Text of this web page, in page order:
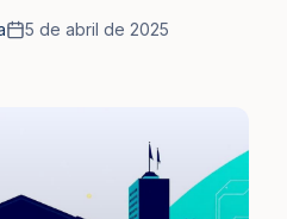
5 de abril de 2025